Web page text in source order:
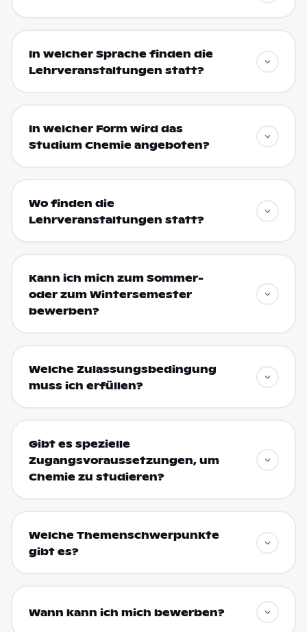
In welcher Sprache finden die
Lehrveranstaltungen statt?
In welcher Form wird das
Studium Chemie angeboten?
Wo finden die
Lehrveranstaltungen statt?
Kann ich mich zum Sommer-
oder zum Wintersemester
bewerben?
Welche Zulassungsbedingung
muss ich erfüllen?
Gibt es spezielle
Zugangsvoraussetzungen, um
Chemie zu studieren?
Welche Themenschwerpunkte
gibt es?
Wann kann ich mich bewerben?